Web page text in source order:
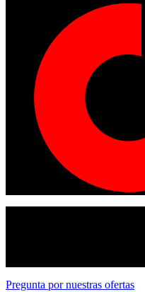
Pregunta por nuestras ofertas